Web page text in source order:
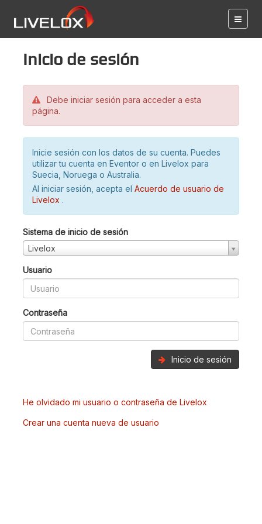
Inicio de sesión
Debe iniciar sesión para acceder a esta
página.
Inicie sesión con los datos de su cuenta. Puedes
utilizar tu cuenta en Eventor o en Livelox para
Suecia, Noruega o Australia.
Al iniciar sesión, acepta el Acuerdo de usuario de
Livelox .
Sistema de inicio de sesión
Livelox
Usuario
Contraseña
Inicio de sesión
He olvidado mi usuario o contraseña de Livelox
Crear una cuenta nueva de usuario